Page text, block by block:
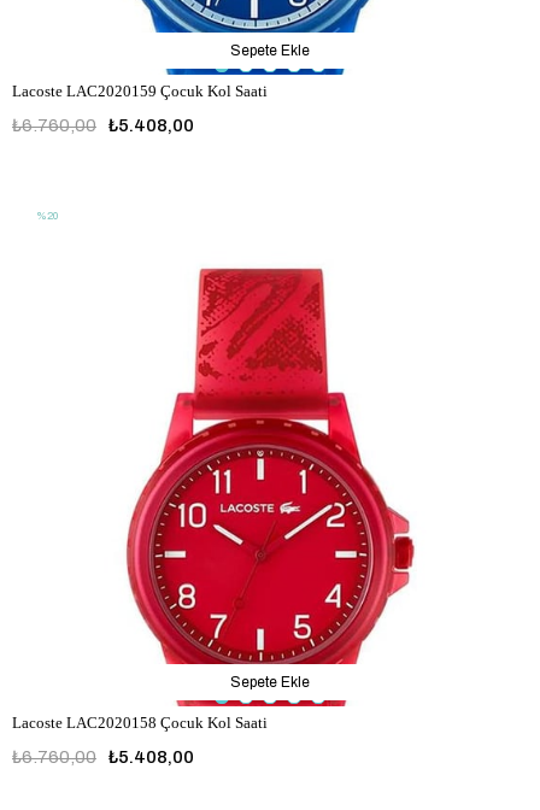
Lacoste LAC2020159 Çocuk Kol Saati
₺5.408,00
₺6.760,00
Sepete Ekle
Lacoste LAC2020158 Çocuk Kol Saati
₺5.408,00
₺6.760,00
Sepete Ekle
%20